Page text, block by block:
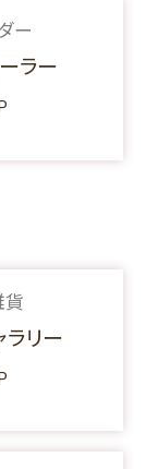
ー
ラー
貨
リー